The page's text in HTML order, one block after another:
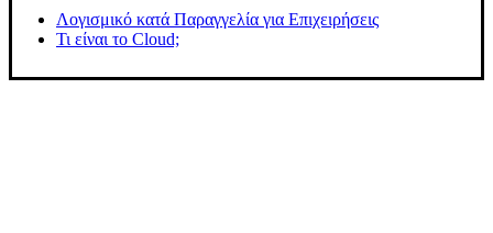
Λογισμικό κατά Παραγγελία για Επιχειρήσεις
Τι είναι το Cloud;